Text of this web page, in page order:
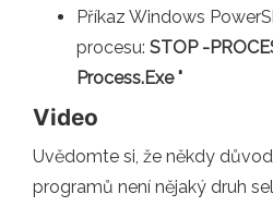
Příkaz Windows
procesu: STOP -
Process.Exe "
Video
Uvědomte si, že někdy
programů není nějaký druh